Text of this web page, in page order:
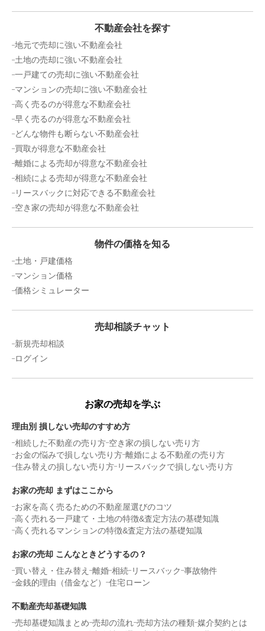
不動産会社を探す
地元で売却に強い不動産会社
土地の売却に強い不動産会社
一戸建ての売却に強い不動産会社
マンションの売却に強い不動産会社
高く売るのが得意な不動産会社
早く売るのが得意な不動産会社
どんな物件も断らない不動産会社
買取が得意な不動産会社
離婚による売却が得意な不動産会社
相続による売却が得意な不動産会社
リースバックに対応できる不動産会社
空き家の売却が得意な不動産会社
物件の価格を知る
土地・戸建価格
マンション価格
価格シミュレーター
売却相談チャット
新規売却相談
ログイン
お家の売却を学ぶ
理由別 損しない売却のすすめ方
相続した不動産の売り方 空き家の損しない売り方
お金の悩みで損しない売り方 離婚による不動産の売り方
住み替えの損しない売り方 リースバックで損しない売り方
お家の売却 まずはここから
お家を高く売るための不動産屋選びのコツ
高く売れる一戸建て・土地の特徴&査定方法の基礎知識
高く売れるマンションの特徴&査定方法の基礎知識
お家の売却 こんなときどうするの？
買い替え・住み替え
離婚 相続 リースバック 事故物件
金銭的理由（借金など）
住宅ローン
不動産売却基礎知識
売却基礎知識まとめ 売却の流れ 売却方法の種類 媒介契約とは